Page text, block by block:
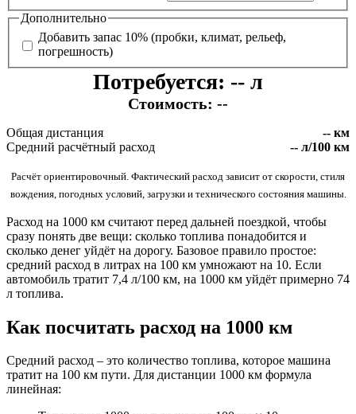
Дополнительно
Добавить запас 10% (пробки, климат, рельеф,
погрешность)
Потребуется: -- л
Стоимость: --
Общая дистанция -- км
Средний расчётный расход
-- л/100 км
Расчёт ориентировочный. Фактический расход зависит от скорости, стиля
вождения, погодных условий, загрузки и технического состояния машины.
Расход на 1000 км считают перед дальней поездкой, чтобы
сразу понять две вещи: сколько топлива понадобится и
сколько денег уйдёт на дорогу. Базовое правило простое:
средний расход в литрах на 100 км умножают на 10. Если
автомобиль тратит 7,4 л/100 км, на 1000 км уйдёт примерно 74
л топлива.
Как посчитать расход на 1000 км
Средний расход – это количество топлива, которое машина
тратит на 100 км пути. Для дистанции 1000 км формула
линейная: